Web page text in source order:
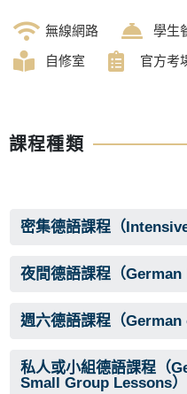
無線網路 學生
自修室
官方考
課程種類
密集德語課程（
夜間德語課程（German
週六德語課程（German
私人或小組德語課程（
Small Group Lessons）